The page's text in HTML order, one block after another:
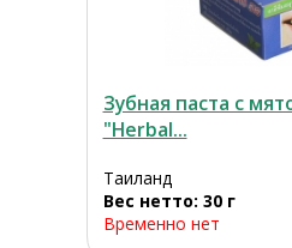
Зубная паста с
"Herbal...
Таиланд
Вес нетто: 30 г
Временно нет